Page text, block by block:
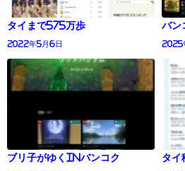
タイまで575万歩
2022年5月6日
バン
2025
ブリ子がゆくinバンコク タイ